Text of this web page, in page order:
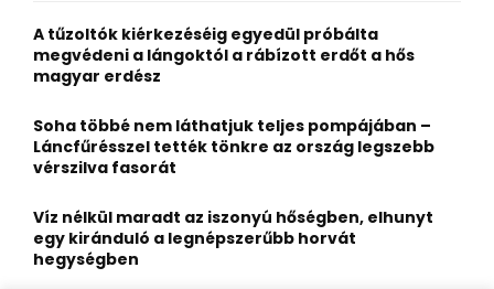
o
r
:
H
A tűzoltók kiérkezéséig egyedül próbálta
megvédeni a lángoktól a rábízott erdőt a hős
magyar erdész
Soha többé nem láthatjuk teljes pompájában –
Láncfűrésszel tették tönkre az ország legszebb
vérszilva fasorát
Víz nélkül maradt az iszonyú hőségben, elhunyt
egy kiránduló a legnépszerűbb horvát
hegységben